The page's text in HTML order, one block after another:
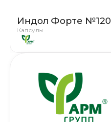
Индол Форте №120
Капсулы